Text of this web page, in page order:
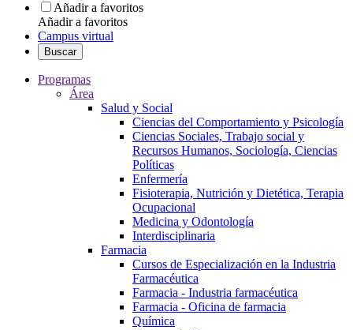
Añadir a favoritos
Añadir a favoritos
Campus virtual
Buscar
Programas
Área
Salud y Social
Ciencias del Comportamiento y Psicología
Ciencias Sociales, Trabajo social y
Recursos Humanos, Sociología, Ciencias
Políticas
Enfermería
Fisioterapia, Nutrición y Dietética, Terapia
Ocupacional
Medicina y Odontología
Interdisciplinaria
Farmacia
Cursos de Especialización en la Industria
Farmacéutica
Farmacia - Industria farmacéutica
Farmacia - Oficina de farmacia
Química